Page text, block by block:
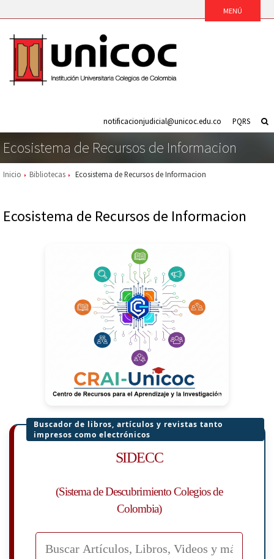
PQRS
notificacionjudicial@unicoc.edu.co
Ecosistema de Recursos de Informacion
Inicio Bibliotecas Ecosistema de Recursos de Informacion
Ecosistema de Recursos de Informacion